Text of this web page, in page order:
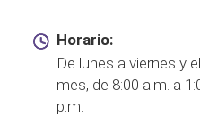
Horario:
De lunes a viernes y
mes, de 8:00 a.m. a
p.m.